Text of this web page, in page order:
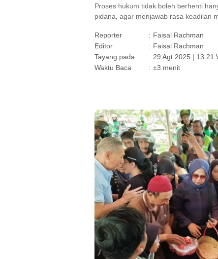
Proses hukum tidak boleh berhenti
pidana, agar menjawab rasa keadilan
Reporter : Faisal Rachman
Editor
: Faisal Rachman
Tayang pada
: 29 Agt 2025 | 13:21
Waktu Baca
: ±3 menit